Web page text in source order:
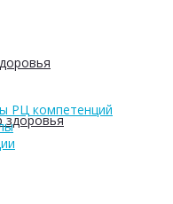
РЦ компетенций